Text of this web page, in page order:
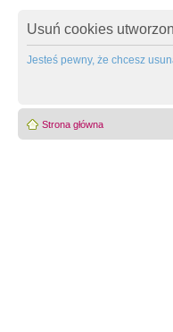
Usuń cookies
Jesteś pewny, że chcesz
Strona główna